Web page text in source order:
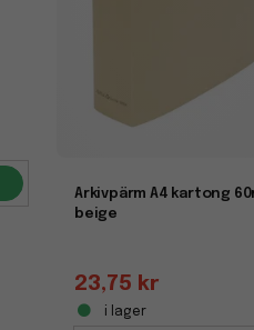
Arkivpärm A4 kartong
beige
23,75 kr
i lager